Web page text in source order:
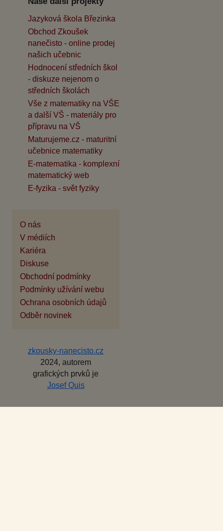
Jazyková škola Březinka
Obchod Zkoušek
nanečisto - online prodej
našich učebnic
Hodnocení středních škol
- diskuze nejenom o
středních školách
Vše z matematiky na VŠE
a další VŠ - materiály pro
přípravu na VŠ
Maturujeme.cz - maturitní
učebnice matematiky
E-matematika - komplexní
matematický web
E-fyzika - svět fyziky
O nás
V médiích
Kariéra
Diskuse
Obchodní podmínky
Podmínky užívání webu
Ochrana osobních údajů
Odběr novinek
zkousky-nanecisto.cz
2024, autorem
grafických prvků je
Josef Quis